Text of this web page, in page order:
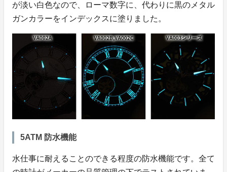
が淡い白色なので、ローマ数字に、代わりに黒のメタル
ガンカラーをインデックスに塗りました。
5ATM 防水機能
水仕事に耐えることのできる程度の防水機能です。全て